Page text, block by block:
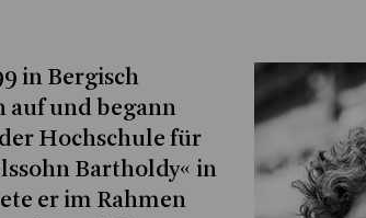
in Bergisch
auf und begann
Hochschule für
Bartholdy« in
er im Rahmen